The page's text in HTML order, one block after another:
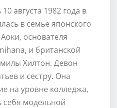
августа 1982 года в
в семье японского
основателя
и британской
Хилтон. Девон
и сестру. Она
на уровне колледжа,
себя модельной